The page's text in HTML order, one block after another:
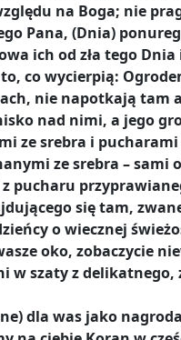
na Boga; nie
Pana, (Dnia)
ich od zła tego
co wycierpią:
nie napotkają tam
nad nimi, a jego
ze srebra i pucharami
ze srebra – sami
pucharu
się tam,
o wiecznej
oko, zobaczycie
w szaty z
dla was jako